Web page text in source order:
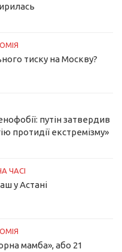
тиску на Москву?
путін затвердив
протидії екстремізму»
ЧАСІ
у Астані
мамба», або 21